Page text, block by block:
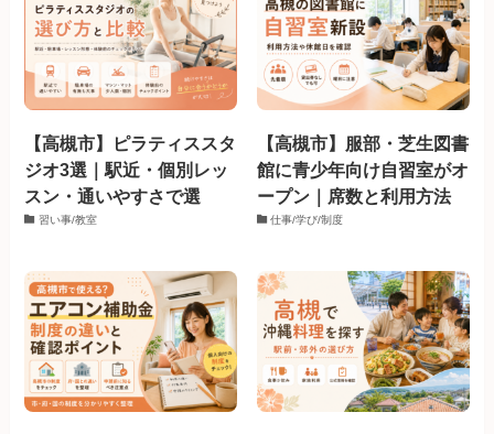
【高槻市】ピラティススタ
ジオ3選｜駅近・個別レッ
スン・通いやすさで選
習い事/教室
【高槻市】服部・芝生図書
館に青少年向け自習室がオ
ープン｜席数と利用方法
仕事/学び/制度